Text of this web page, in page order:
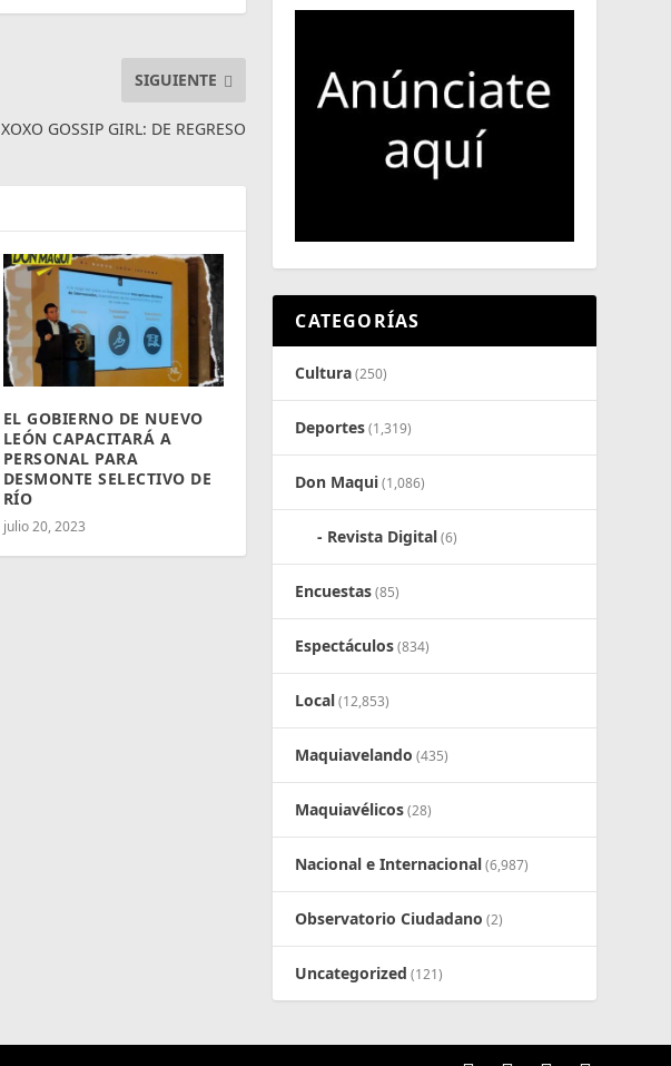
SIGUIENTE
XOXO GOSSIP GIRL: DE REGRESO
EL GOBIERNO DE NUEVO
LEÓN CAPACITARÁ A
PERSONAL PARA
DESMONTE SELECTIVO DE
RÍO
julio 20, 2023
CATEGORÍAS
Cultura(250)
Deportes(1,319)
Don Maqui(1,086)
Revista Digital(6)
Encuestas(85)
Espectáculos(834)
Local(12,853)
Maquiavelando (435)
Maquiavélicos(28)
Nacional e Internacional(6,987)
Observatorio Ciudadano (2)
Uncategorized (121)